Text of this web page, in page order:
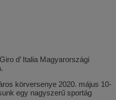
d’ Italia Magyarországi
körversenye 2020. május 10-
egy nagyszerű sportág